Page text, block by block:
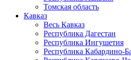
Томская область
Кавказ
Весь Кавказ
Республика Дагестан
Республика Ингушетия
Республика Кабардино-